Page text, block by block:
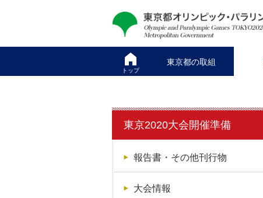
トップ
東京都の取組
東京2020大会開催準備
報告書・その他刊行物
大会情報